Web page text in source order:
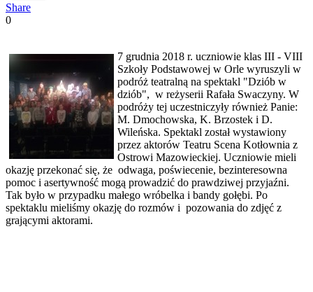
Share
0
7 grudnia 2018 r. uczniowie klas III - VIII
Szkoły Podstawowej w Orle wyruszyli w
podróż teatralną na spektakl "Dziób w
dziób", w reżyserii Rafała Swaczyny. W
podróży tej uczestniczyły również Panie:
M. Dmochowska, K. Brzostek i D.
Wileńska. Spektakl został wystawiony
przez aktorów Teatru Scena Kotłownia z
Ostrowi Mazowieckiej. Uczniowie mieli
okazję przekonać się, że odwaga, poświecenie, bezinteresowna
pomoc i asertywność mogą prowadzić do prawdziwej przyjaźni.
Tak było w przypadku małego wróbelka i bandy gołębi. Po
spektaklu mieliśmy okazję do rozmów i pozowania do zdjęć z
grającymi aktorami.